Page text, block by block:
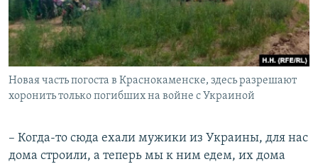
Новая часть погоста в Краснокаменске, здесь разрешают
хоронить только погибших на войне с Украиной
– Когда-то сюда ехали мужики из Украины, для нас
дома строили, а теперь мы к ним едем, их дома